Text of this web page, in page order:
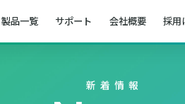
製品一覧 サポート 会社概要 採用
新着情報